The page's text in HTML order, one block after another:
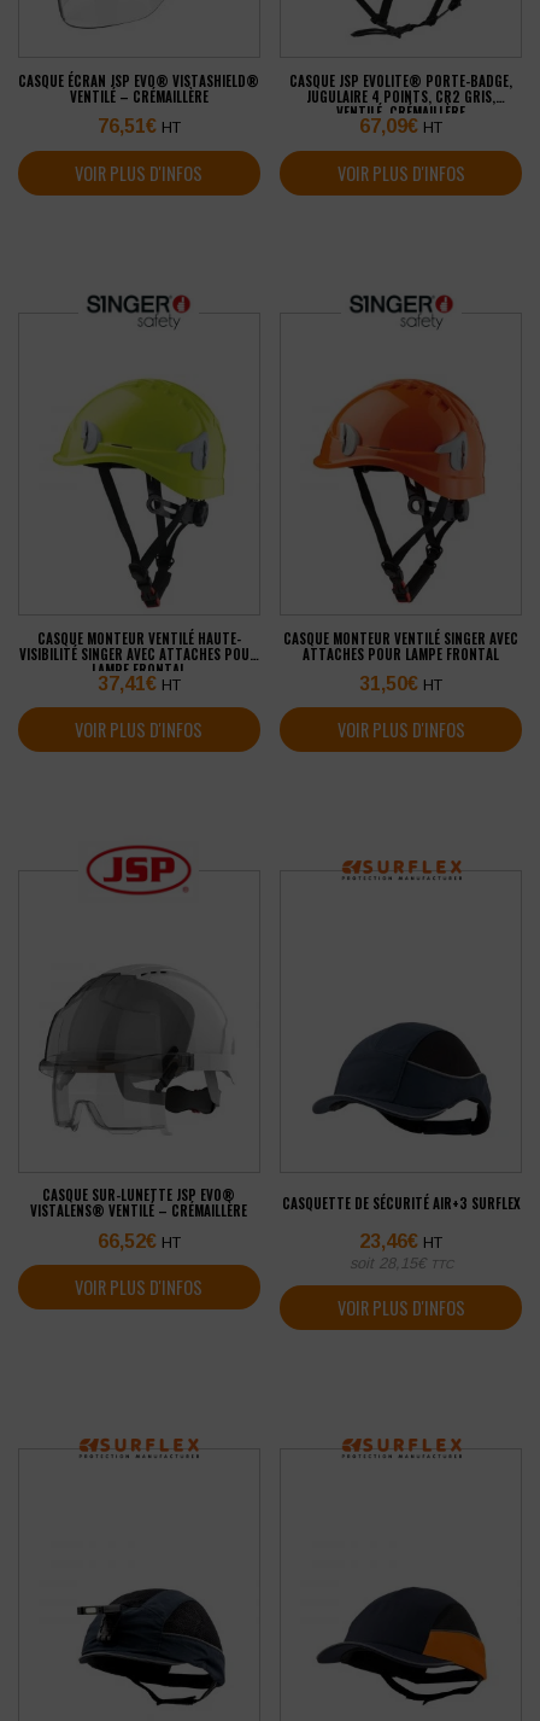
CASQUE ÉCRAN JSP EVO® VISTASHIELD®
VENTILÉ – CRÉMAILLÈRE
76,51€ HT
VOIR PLUS D'INFOS
CASQUE JSP EVOLITE® PORTE-BADGE,
JUGULAIRE 4 POINTS, CR2 GRIS,
VENTILÉ, CRÉMAILLÈRE
67,09€ HT
VOIR PLUS D'INFOS
CASQUE MONTEUR VENTILÉ HAUTE-
VISIBILITÉ SINGER AVEC ATTACHES POUR
LAMPE FRONTAL
37,41€ HT
VOIR PLUS D'INFOS
CASQUE MONTEUR VENTILÉ SINGER AVEC
ATTACHES POUR LAMPE FRONTAL
31,50€ HT
VOIR PLUS D'INFOS
CASQUE SUR-LUNETTE JSP EVO®
VISTALENS® VENTILÉ – CRÉMAILLÈRE
66,52€ HT
VOIR PLUS D'INFOS
CASQUETTE DE SÉCURITÉ AIR+3 SURFLEX
23,46€ HT
soit 28,15€ TTC
VOIR PLUS D'INFOS